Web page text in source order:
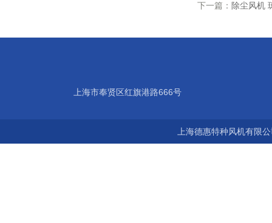
下一篇： 除尘风机
上海市奉贤区红旗港路666号
上海德惠特种风机有限